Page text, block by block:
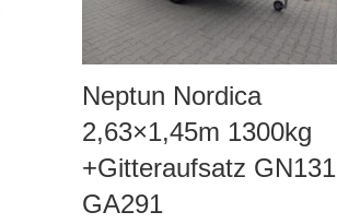
Neptun Nordica
2,63×1,45m 1300kg
+Gitteraufsatz GN131
GA291